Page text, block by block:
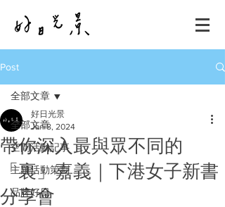
Post
全部文章
空間活動記事
主題活動策劃
品牌好日
全部文章
帶你深入最與眾不同的
「裏」嘉義｜下港女子新書
分享會
好日光景
Jan 8, 2024